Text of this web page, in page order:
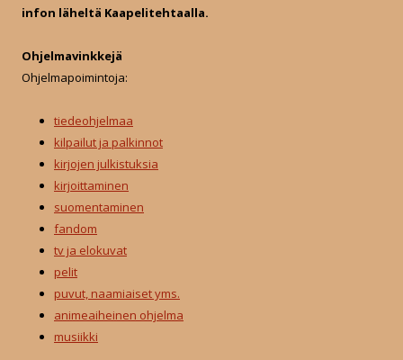
infon läheltä Kaapelitehtaalla.
Ohjelmavinkkejä
Ohjelmapoimintoja:
tiedeohjelmaa
kilpailut ja palkinnot
kirjojen julkistuksia
kirjoittaminen
suomentaminen
fandom
tv ja elokuvat
pelit
puvut, naamiaiset yms.
animeaiheinen ohjelma
musiikki